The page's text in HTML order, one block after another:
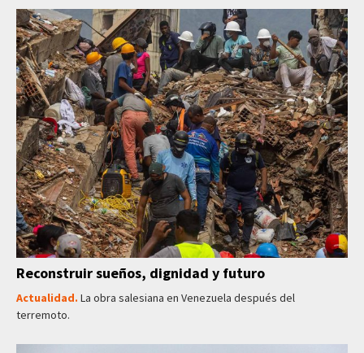
Reconstruir sueños, dignidad y futuro
Actualidad. La obra salesiana en Venezuela después del
terremoto.